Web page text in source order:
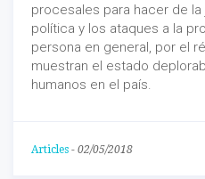
procesales para hacer de
política y los ataques a la
persona en general, por el
muestran el estado
humanos en el país.
Articles - 02/05/2018